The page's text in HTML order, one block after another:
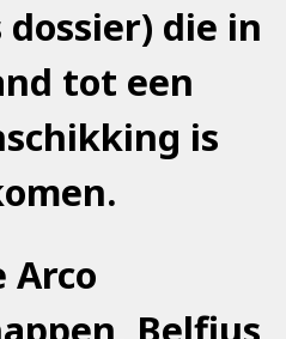
die in
tot een
is
Arco